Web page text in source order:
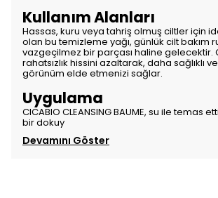
Kullanım Alanları
Hassas, kuru veya tahriş olmuş ciltler için
olan bu temizleme yağı, günlük cilt bakım
vazgeçilmez bir parçası haline gelecektir.
rahatsızlık hissini azaltarak, daha sağlıklı
görünüm elde etmenizi sağlar.
Uygulama
CICABIO CLEANSING BAUME, su ile temas
bir dokuy
Devamını Göster